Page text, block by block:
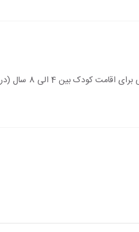
اقامت کودک زیر